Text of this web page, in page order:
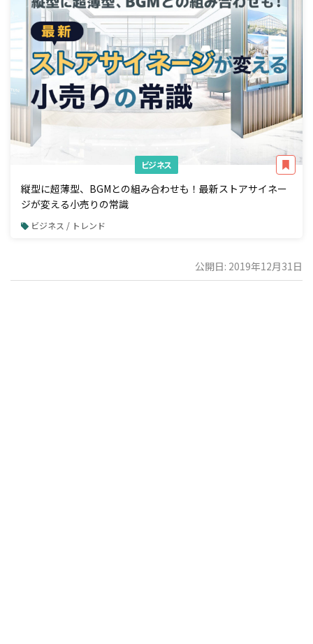
ビジネス
縦型に超薄型、BGMとの組み合わせも！最新ストアサイネー
ジが変える小売りの常識
ビジネス / トレンド
公開日: 2019年12月31日